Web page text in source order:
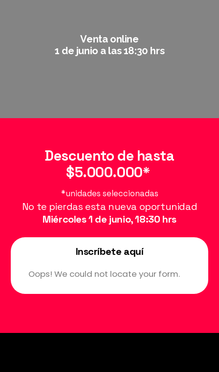
Venta online
1 de junio a las 18:30 hrs
Descuento de hasta
$5.000.000*
*unidades seleccionadas
No te pierdas esta nueva oportunidad
Miércoles 1 de junio, 18:30 hrs
Inscríbete aquí
Oops! We could not locate your form.